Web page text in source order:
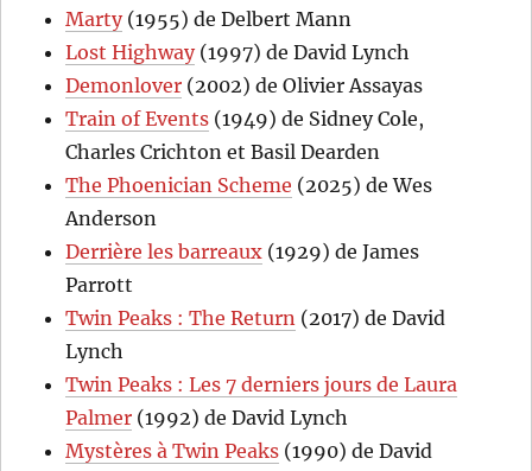
Marty(1955) de Delbert Mann
Lost Highway(1997) de David Lynch
Demonlover (2002) de Olivier Assayas
Train of Events (1949) de Sidney Cole,
Charles Crichton et Basil Dearden
The Phoenician Scheme (2025) de Wes
Anderson
Derrière les barreaux (1929) de James
Parrott
Twin Peaks : The Return (2017) de David
Lynch
Twin Peaks : Les 7 derniers jours de Laura
Palmer (1992) de David Lynch
Mystères à Twin Peaks (1990) de David